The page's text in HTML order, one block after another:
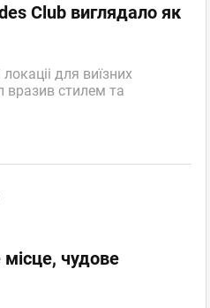
Club виглядало як
для виїзних
вразив стилем та
чудове